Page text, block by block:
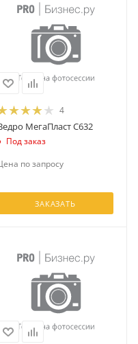
4
МегаПласт С632
Под заказ
по запросу
ЗАКАЗАТЬ